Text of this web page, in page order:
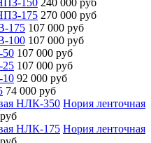
175 270 000 руб
175 107 000 руб
100 107 000 руб
107 000 руб
107 000 руб
92 000 руб
74 000 руб
Нория ленточная
Нория ленточная